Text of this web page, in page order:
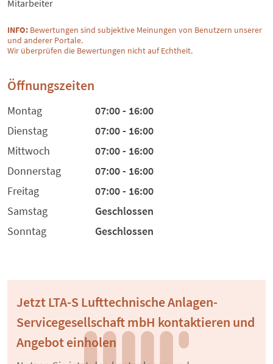
Mitarbeiter
INFO: Bewertungen sind subjektive Meinungen von Benutzern unserer
und anderer Portale.
Wir überprüfen die Bewertungen nicht auf Echtheit.
Öffnungszeiten
Montag
07:00 - 16:00
Dienstag
07:00 - 16:00
Mittwoch
07:00 - 16:00
Donnerstag
07:00 - 16:00
Freitag
07:00 - 16:00
Samstag
Geschlossen
Sonntag
Geschlossen
Jetzt LTA-S Lufttechnische Anlagen-
Servicegesellschaft mbH kontaktieren und
Angebot einholen